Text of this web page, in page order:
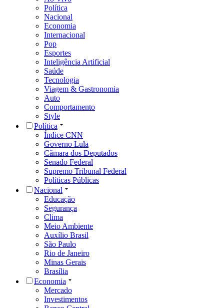
Política
Nacional
Economia
Internacional
Pop
Esportes
Inteligência Artificial
Saúde
Tecnologia
Viagem & Gastronomia
Auto
Comportamento
Style
Política
Índice CNN
Governo Lula
Câmara dos Deputados
Senado Federal
Supremo Tribunal Federal
Políticas Públicas
Nacional
Educação
Segurança
Clima
Meio Ambiente
Auxílio Brasil
São Paulo
Rio de Janeiro
Minas Gerais
Brasília
Economia
Mercado
Investimentos